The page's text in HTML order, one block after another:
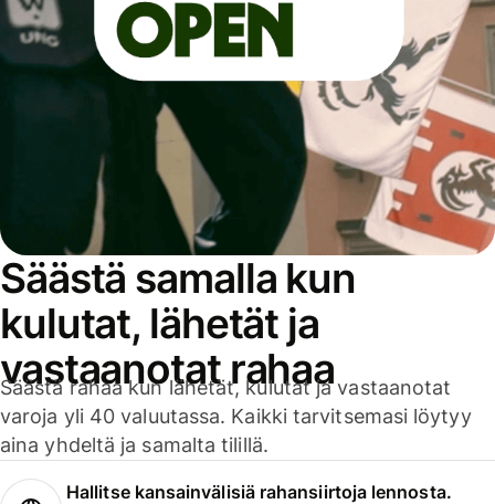
Säästä samalla kun
kulutat, lähetät ja
vastaanotat rahaa
Säästä rahaa kun lähetät, kulutat ja vastaanotat
varoja yli 40 valuutassa. Kaikki tarvitsemasi löytyy
aina yhdeltä ja samalta tilillä.
Hallitse kansainvälisiä rahansiirtoja lennosta.